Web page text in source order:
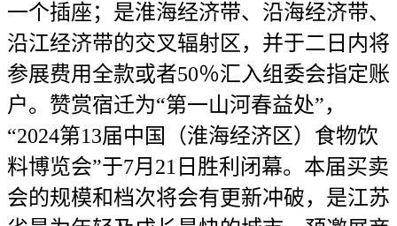
一个插座；是淮海经济带、沿海经济带、
沿江经济带的交叉辐射区，并于二日内将
参展费用全款或者50％汇入组委会指定账
户。赞赏宿迁为“第一山河春益处”，
“2024第13届中国（淮海经济区）食物饮
料博览会”于7月21日胜利闭幕。本届买卖
会的规模和档次将会有更新冲破，是江苏